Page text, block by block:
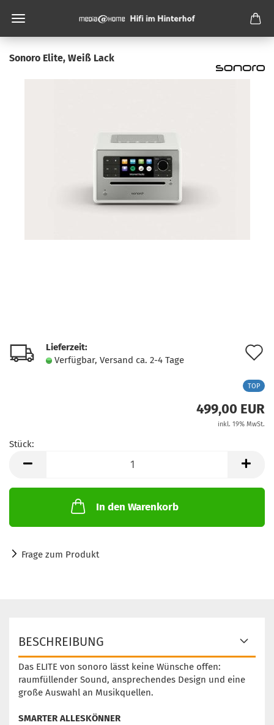
Sonoro Elite, Weiß Lack
Lieferzeit:
Verfügbar, Versand ca. 2-4 Tage
TOP
499,00 EUR
inkl. 19% MwSt.
Stück:
In den Warenkorb
Frage zum Produkt
BESCHREIBUNG
Das ELITE von sonoro lässt keine Wünsche offen:
raumfüllender Sound, ansprechendes Design und eine
große Auswahl an Musikquellen.
SMARTER ALLESKÖNNER